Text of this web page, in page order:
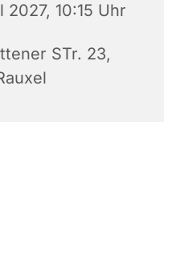
2027, 10:15 Uhr
STr. 23,